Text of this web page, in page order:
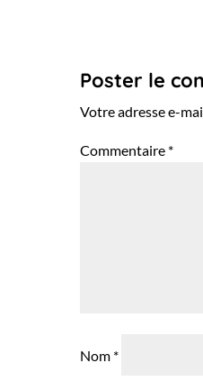
Poster le
Votre adresse e-
Commentaire *
Nom *